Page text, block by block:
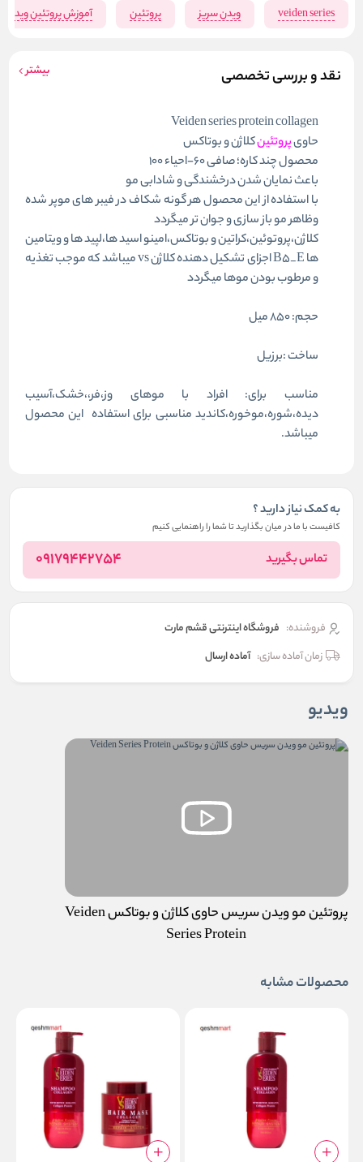
نقد و بررسی تخصصی بیشتر
Veiden series protein collagen
حاویپروتئینکلاژن و بوتاکس
محصول چند کاره؛ صافی ۶۰-احیاء ۱۰۰
باعث نمایان شدن درخشندگی و شادابی مو
با استفاده از این محصول هر گونه شکاف در فیبر های موپر شده
وظاهر مو باز سازی و جوان تر میگردد
کلاژن،پروتوئین،کراتین و بوتاکس،امینو اسید ها،لپید ها و ویتامین
ها B5_E اجزای تشکیل دهنده کلاژن vs میباشد که موجب تغذیه
و مرطوب بودن مو‌ها میگردد
حجم: ۸۵۰ میل
ساخت :برزیل
مناسب برای: افراد با موهای وز،فر،،خشک،آسیب
دیده،شوره،موخوره،کاندید مناسبی برای استفاده این محصول
میباشد.
به کمک نیاز دارید ؟
کافیست با ما در میان بگذارید تا شما را راهنمایی کنیم
تماس بگیرید 09179442754
فروشنده: فروشگاه اینترنتی قشم مارت
زمان آماده سازی: آماده ارسال
veiden series ویدن سریز پروتئین آموزش پروتئین
ویدیو
پروتئین مو ویدن سریس حاوی کلاژن و بوتاکس Veiden
Series Protein
محصولات مشابه